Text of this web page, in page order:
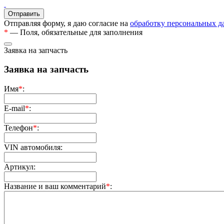
Отправляя форму, я даю согласие на обработку персональных
* — Поля, обязательные для заполнения
Заявка на запчасть
Заявка на запчасть
Имя*:
E-mail*:
Телефон*:
VIN автомобиля:
Артикул:
Название и ваш комментарий*: